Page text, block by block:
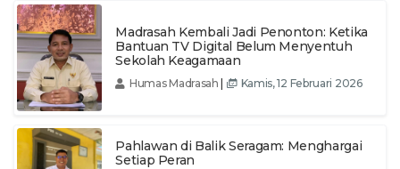
Madrasah Kembali Jadi Penonton: Ketika
Bantuan TV Digital Belum Menyentuh
Sekolah Keagamaan
Humas Madrasah Kamis, 12 Februari 2026
Pahlawan di Balik Seragam: Menghargai
Setiap Peran